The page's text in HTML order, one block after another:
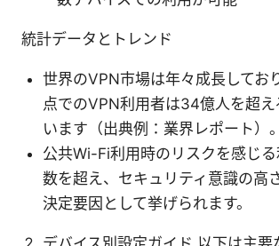
統計データとトレンド
世界のVPN市場は年々成長してお
点でのVPN利用者は34億人を超え
います（出典例：業界レポート）。
公共Wi-Fi利用時のリスクを感じ
数を超え、セキュリティ意識の高
決定要因として挙げられます。